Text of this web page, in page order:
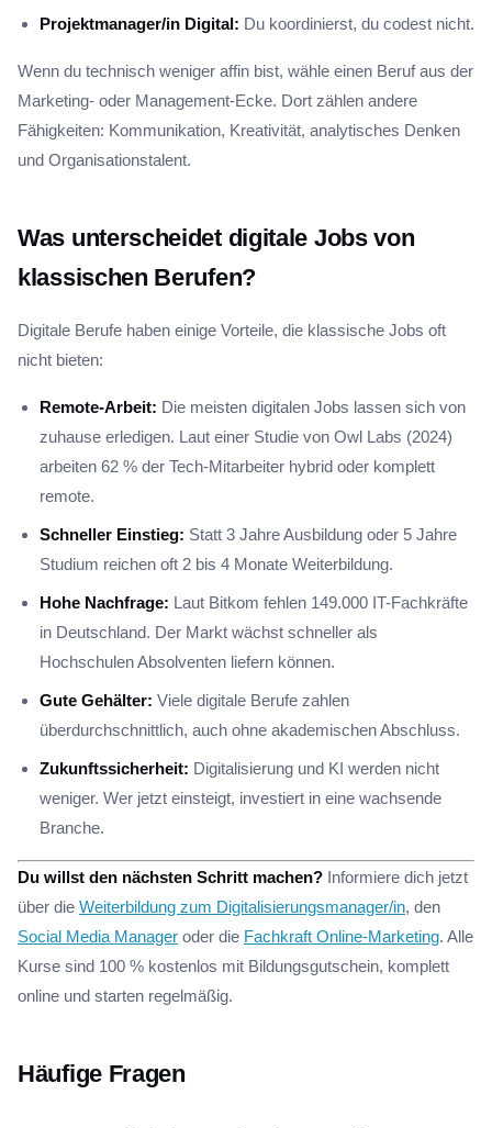
Projektmanager/in Digital: Du koordinierst, du codest nicht.
Wenn du technisch weniger affin bist, wähle einen Beruf aus der
Marketing- oder Management-Ecke. Dort zählen andere
Fähigkeiten: Kommunikation, Kreativität, analytisches Denken
und Organisationstalent.
Was unterscheidet digitale Jobs von
klassischen Berufen?
Digitale Berufe haben einige Vorteile, die klassische Jobs oft
nicht bieten:
Remote-Arbeit: Die meisten digitalen Jobs lassen sich von
zuhause erledigen. Laut einer Studie von Owl Labs (2024)
arbeiten 62 % der Tech-Mitarbeiter hybrid oder komplett
remote.
Schneller Einstieg: Statt 3 Jahre Ausbildung oder 5 Jahre
Studium reichen oft 2 bis 4 Monate Weiterbildung.
Hohe Nachfrage: Laut Bitkom fehlen 149.000 IT-Fachkräfte
in Deutschland. Der Markt wächst schneller als
Hochschulen Absolventen liefern können.
Gute Gehälter: Viele digitale Berufe zahlen
überdurchschnittlich, auch ohne akademischen Abschluss.
Zukunftssicherheit: Digitalisierung und KI werden nicht
weniger. Wer jetzt einsteigt, investiert in eine wachsende
Branche.
Du willst den nächsten Schritt machen? Informiere dich jetzt
über die Weiterbildung zum Digitalisierungsmanager/in, den
Social Media Manager oder die Fachkraft Online-Marketing. Alle
Kurse sind 100 % kostenlos mit Bildungsgutschein, komplett
online und starten regelmäßig.
Häufige Fragen